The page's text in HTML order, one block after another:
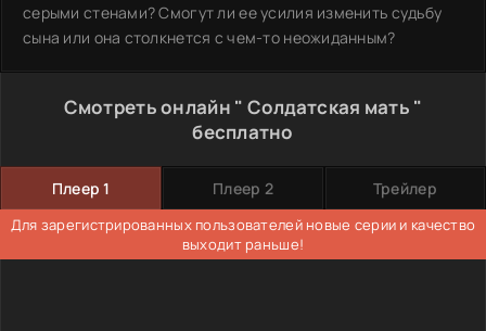
серыми стенами? Смогут ли ее усилия изменить судьбу
сына или она столкнется с чем-то неожиданным?
Смотреть онлайн " Солдатская мать "
бесплатно
Плеер 1 Плеер 2 Трейлер
Для зарегистрированных пользователей новые серии и качество
выходит раньше!